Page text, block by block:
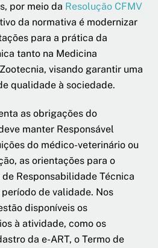
por meio da Resolução CFMV
da normativa é modernizar
para a prática da
tanto na Medicina
visando garantir uma
qualidade à sociedade.
as obrigações do
manter Responsável
do médico-veterinário ou
as orientações para o
Responsabilidade Técnica
de validade. Nos
disponíveis os
à atividade, como os
da e-ART, o Termo de